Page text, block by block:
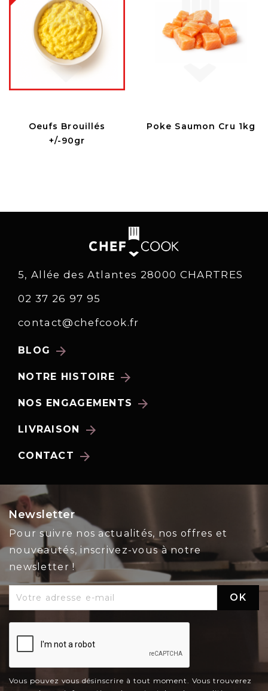
Oeufs Brouillés
+/-90gr
Poke Saumon Cru 1kg
5, Allée des Atlantes 28000 CHARTRES
02 37 26 97 95
contact@chefcook.fr
BLOG arrow_forward
NOTRE HISTOIRE arrow_forward
NOS ENGAGEMENTS arrow_forward
LIVRAISON arrow_forward
CONTACT arrow_forward
Newsletter
Pour suivre nos actualités, nos offres et
nouveautés, inscrivez-vous à notre
newsletter !
Vous pouvez vous désinscrire à tout moment. Vous trouverez